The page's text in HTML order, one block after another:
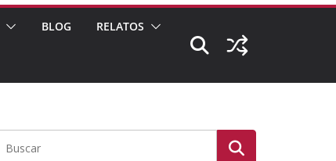
BLOG RELATOS